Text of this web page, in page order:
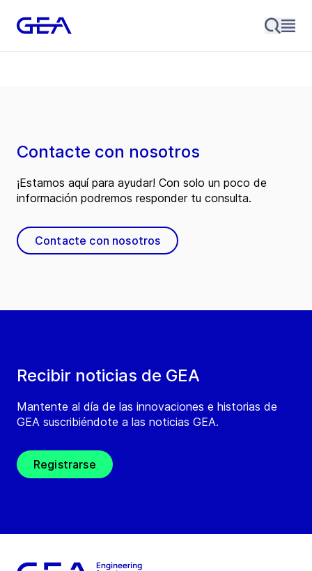
Recibir noticias de GEA
Mantente al día de las innovaciones e historias de
GEA suscribiéndote a las noticias GEA.
Registrarse
Contacte con nosotros
¡Estamos aquí para ayudar! Con solo un poco de
información podremos responder tu consulta.
Contacte con nosotros